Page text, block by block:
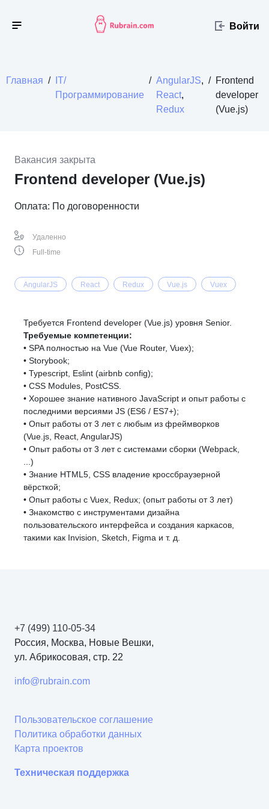
Войти
Главная /
IT/
Программирование
/ AngularJS,
React,
Redux
/ Frontend
developer
(Vue.js)
Frontend developer (Vue.js)
Вакансия закрыта
Оплата: По договоренности
Удаленно
Full-time
AngularJS React Redux Vue.js Vuex
Требуется Frontend developer (Vue.js) уровня Senior.
Требуемые компетенции:
• SPA полностью на Vue (Vue Router, Vuex);
• Storybook;
• Typescript, Eslint (airbnb config);
• CSS Modules, PostCSS.
• Хорошее знание нативного JavaScript и опыт работы с
последними версиями JS (ES6 / ES7+);
• Опыт работы от 3 лет с любым из фреймворков
(Vue.js, React, AngularJS)
• Опыт работы от 3 лет с системами сборки (Webpack,
...)
• Знание HTML5, CSS владение кроссбраузерной
вёрсткой;
• Опыт работы с Vuex, Redux; (опыт работы от 3 лет)
• Знакомство с инструментами дизайна
пользовательского интерфейса и создания каркасов,
такими как Invision, Sketch, Figma и т. д.
+7 (499) 110-05-34
Россия, Москва, Новые Вешки,
ул. Абрикосовая, стр. 22
info@rubrain.com
Пользовательское соглашение
Политика обработки данных
Карта проектов
Техническая поддержка